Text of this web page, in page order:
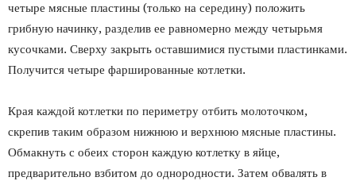
четыре мясные пластины (только на середину) положить
грибную начинку, разделив ее равномерно между четырьмя
кусочками. Сверху закрыть оставшимися пустыми пластинками.
Получится четыре фаршированные котлетки.
Края каждой котлетки по периметру отбить молоточком,
скрепив таким образом нижнюю и верхнюю мясные пластины.
Обмакнуть с обеих сторон каждую котлетку в яйце,
предварительно взбитом до однородности. Затем обвалять в